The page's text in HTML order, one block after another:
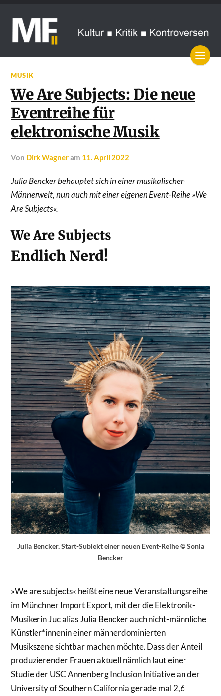
MUSIK
We Are Subjects: Die neue
Eventreihe für
elektronische Musik
von Dirk Wagneram 11. April 2022
Julia Bencker behauptet sich in einer musikalischen
Männerwelt, nun auch mit einer eigenen Event-Reihe »We
Are Subjects«.
We Are Subjects
Endlich Nerd!
Julia Bencker, Start-Subjekt einer neuen Event-Reihe © Sonja
Bencker
»We are subjects« heißt eine neue Veranstaltungsreihe
im Münchner Import Export, mit der die Elektronik-
Musikerin Juc alias Julia Bencker auch nicht-männliche
Künstler*innenin einer männerdominierten
Musikszene sichtbar machen möchte. Dass der Anteil
produzierender Frauen aktuell nämlich laut einer
Studie der USC Annenberg Inclusion Initiative an der
University of Southern California gerade mal 2,6